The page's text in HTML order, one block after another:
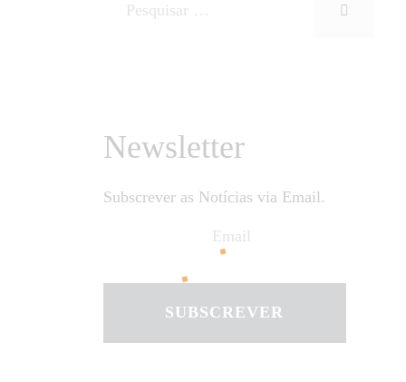
Newsletter
Subscrever as Notícias via Email.
SUBSCREVER